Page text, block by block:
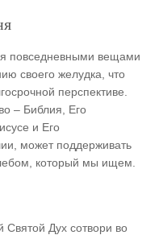
повседневными вещами
своего желудка, что
перспективе.
– Библия, Его
и Его
может поддерживать
который мы ищем.
Святой Дух сотвори во